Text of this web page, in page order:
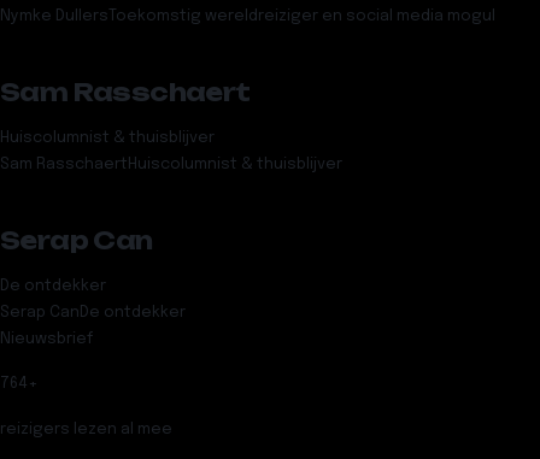
Nymke Dullers Toekomstig wereldreiziger en social media mogul
Sam Rasschaert
Huiscolumnist & thuisblijver
Sam Rasschaert Huiscolumnist & thuisblijver
Serap Can
De ontdekker
Serap Can De ontdekker
Nieuwsbrief
764 +
reizigers lezen al mee